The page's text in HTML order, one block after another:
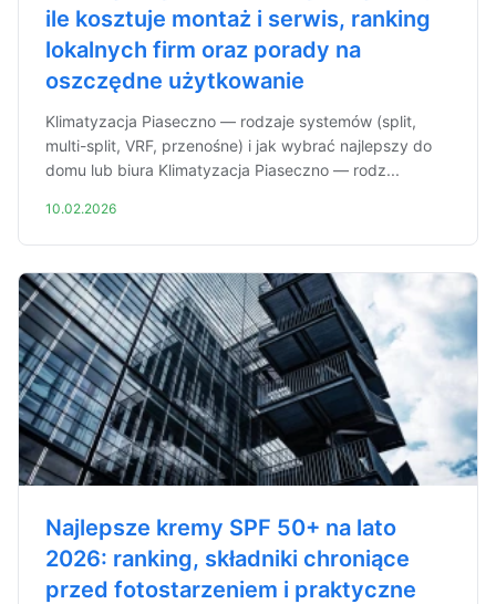
ile kosztuje montaż i serwis, ranking
lokalnych firm oraz porady na
oszczędne użytkowanie
Klimatyzacja Piaseczno — rodzaje systemów (split,
multi-split, VRF, przenośne) i jak wybrać najlepszy do
domu lub biura Klimatyzacja Piaseczno — rodz...
10.02.2026
Najlepsze kremy SPF 50+ na lato
2026: ranking, składniki chroniące
przed fotostarzeniem i praktyczne